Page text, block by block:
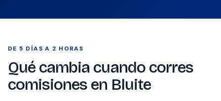
DE 5 DÍAS A 2 HORAS
Qué cambia cuando corres
comisiones en Bluite